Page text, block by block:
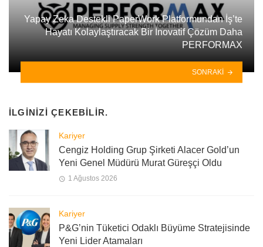
Yapay Zeka Destekli PaperWork Platformundan İş’te
Hayatı Kolaylaştıracak Bir İnovatif Çözüm Daha
PERFORMAX
SONRAKI
İLGINIZI ÇEKEBILIR.
Kariyer
Cengiz Holding Grup Şirketi Alacer Gold’un
Yeni Genel Müdürü Murat Güreşçi Oldu
1 Ağustos 2026
Kariyer
P&G’nin Tüketici Odaklı Büyüme Stratejisinde
Yeni Lider Atamaları